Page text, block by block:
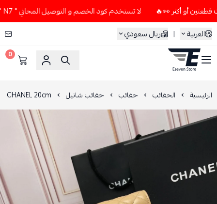
لا تستخدم كود الخصم و التوصيل المجاني " N7 " إلا إذا طلبت قطعتين أو أكثر 👀🔥
العربية
| ريال سعودي
ESEVEN STORE
0
الرئيسية الحقائب حقائب حقائب شانيل CHANEL 20cm